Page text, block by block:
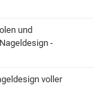
und
-
voller